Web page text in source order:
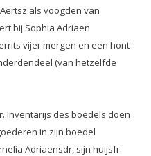
als voogden van
bij Sophia Adriaen
vijer mergen en een hont
(van hetzelfde
Inventarijs des boedels doen
in zijn boedel
Adriaensdr, sijn huijsfr.